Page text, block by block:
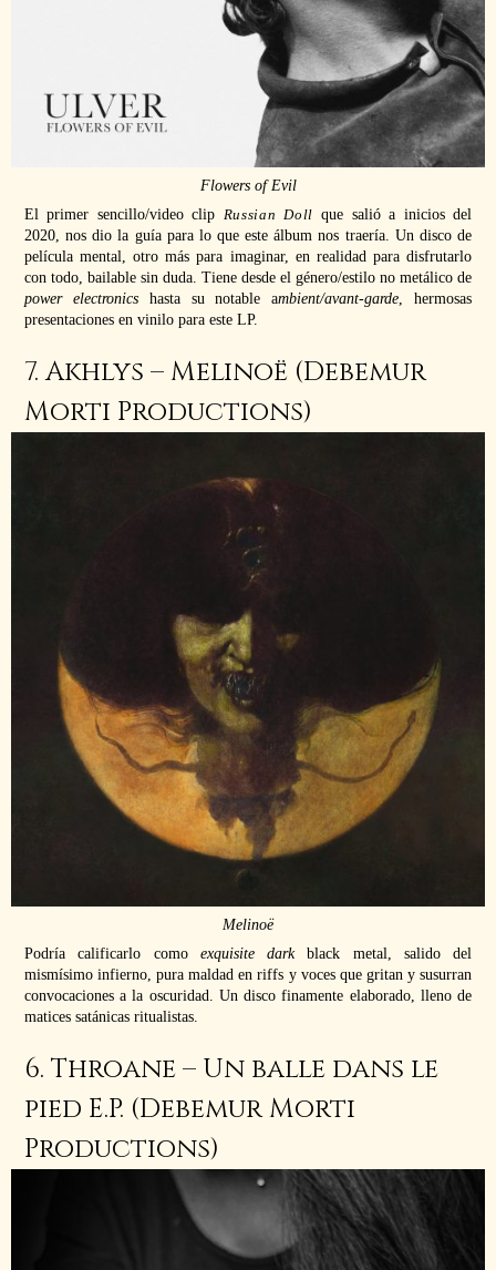
Flowers of Evil
El primer sencillo/video clip Russian Doll que salió a inicios del
2020, nos dio la guía para lo que este álbum nos traería. Un disco de
película mental, otro más para imaginar, en realidad para disfrutarlo
con todo, bailable sin duda. Tiene desde el género/estilo no metálico de
power electronicshasta su notable ambient/avant-garde, hermosas
presentaciones en vinilo para este LP.
7. Akhlys – Melinoë (Debemur
Morti Productions)
Melinoë
Podría calificarlo como exquisite darkblack metal, salido del
mismísimo infierno, pura maldad en riffs y voces que gritan y susurran
convocaciones a la oscuridad. Un disco finamente elaborado, lleno de
matices satánicas ritualistas.
6. Throane – Un balle dans le
pied E.P. (Debemur Morti
Productions)